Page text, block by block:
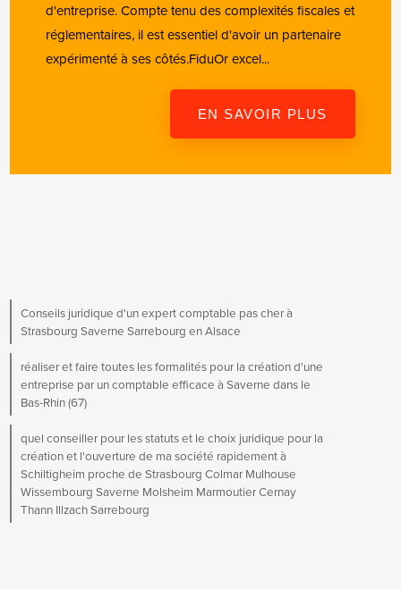
d'entreprise. Compte tenu des complexités fiscales et
réglementaires, il est essentiel d'avoir un partenaire
expérimenté à ses côtés.FiduOr excel...
EN SAVOIR PLUS
Conseils juridique d'un expert comptable pas cher à
Strasbourg Saverne Sarrebourg en Alsace
réaliser et faire toutes les formalités pour la création d'une
entreprise par un comptable efficace à Saverne dans le
Bas-Rhin (67)
quel conseiller pour les statuts et le choix juridique pour la
création et l'ouverture de ma société rapidement à
Schiltigheim proche de Strasbourg Colmar Mulhouse
Wissembourg Saverne Molsheim Marmoutier Cernay
Thann Illzach Sarrebourg